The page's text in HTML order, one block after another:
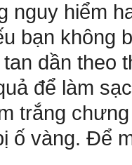
nguy hiểm
bạn không
dần theo
để làm
trắng
ố vàng. Để